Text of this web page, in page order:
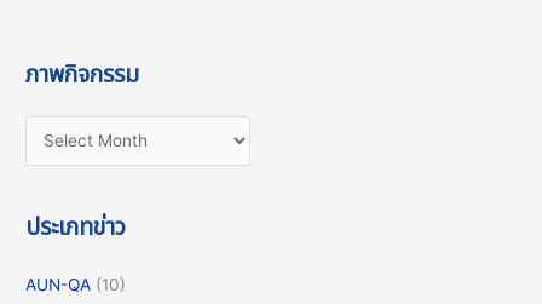
ภาพกิจกรรม
ประเภทข่าว
AUN-QA (10)